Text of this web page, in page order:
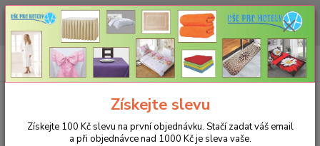
CHCETE NAKOUPIT VĚTŠÍ MNOŽSTVÍ NAŠICH PRODUKTŮ ZA LEPŠÍ
CENU? Klikněte ZDE
CZK
+420 773 794 023
Pondělí-pátek 9-16 hodin
0ks
za0 Kč
Získejte slevu
Získejte 100 Kč slevu na první objednávku. Stačí zadat váš email
a při objednávce nad 1000 Kč je sleva vaše.